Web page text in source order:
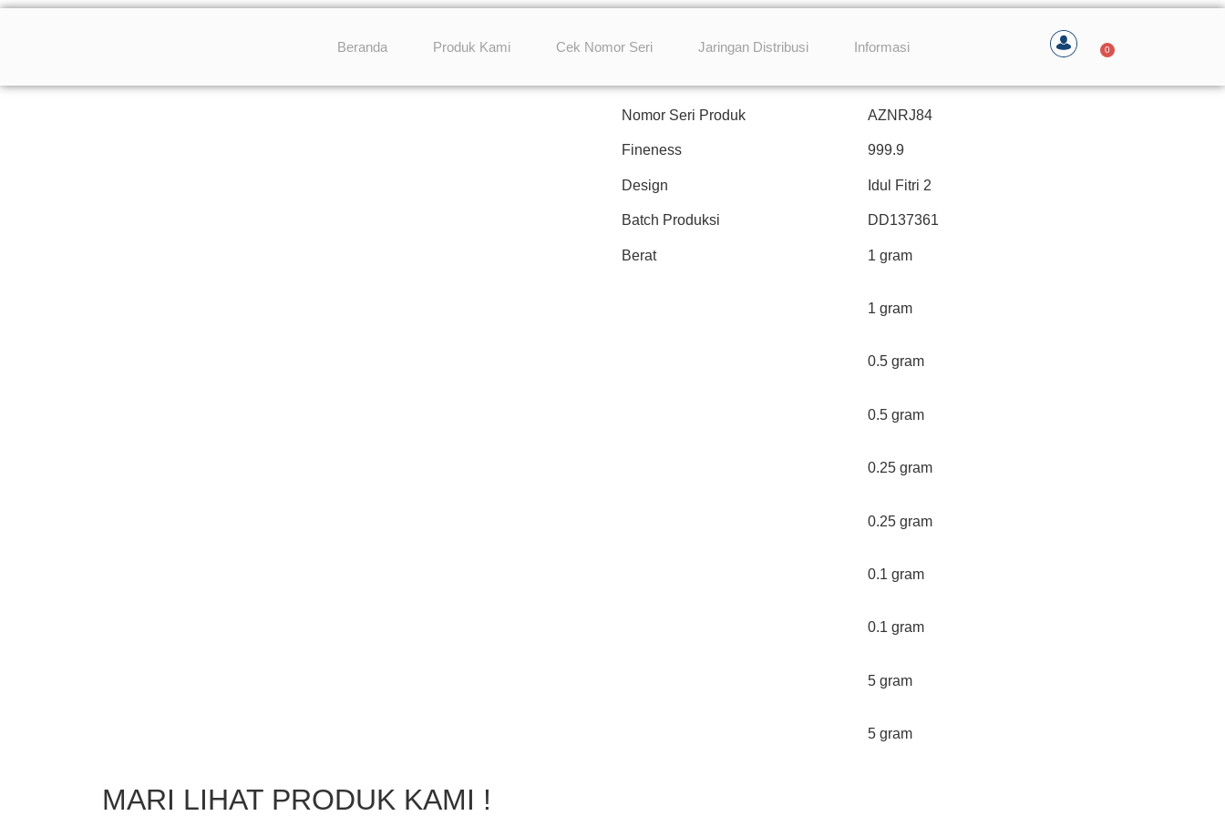
Beranda Produk Kami Cek Nomor Seri Jaringan Distribusi Informasi 0
SERIAL NUMBER
Nomor Seri Produk AZNRJ84
Fineness 999.9
Design Idul Fitri 2
Batch Produksi DD137361
Berat 1 gram
1 gram
0.5 gram
0.5 gram
0.25 gram
0.25 gram
0.1 gram
0.1 gram
5 gram
5 gram
MARI LIHAT PRODUK KAMI !